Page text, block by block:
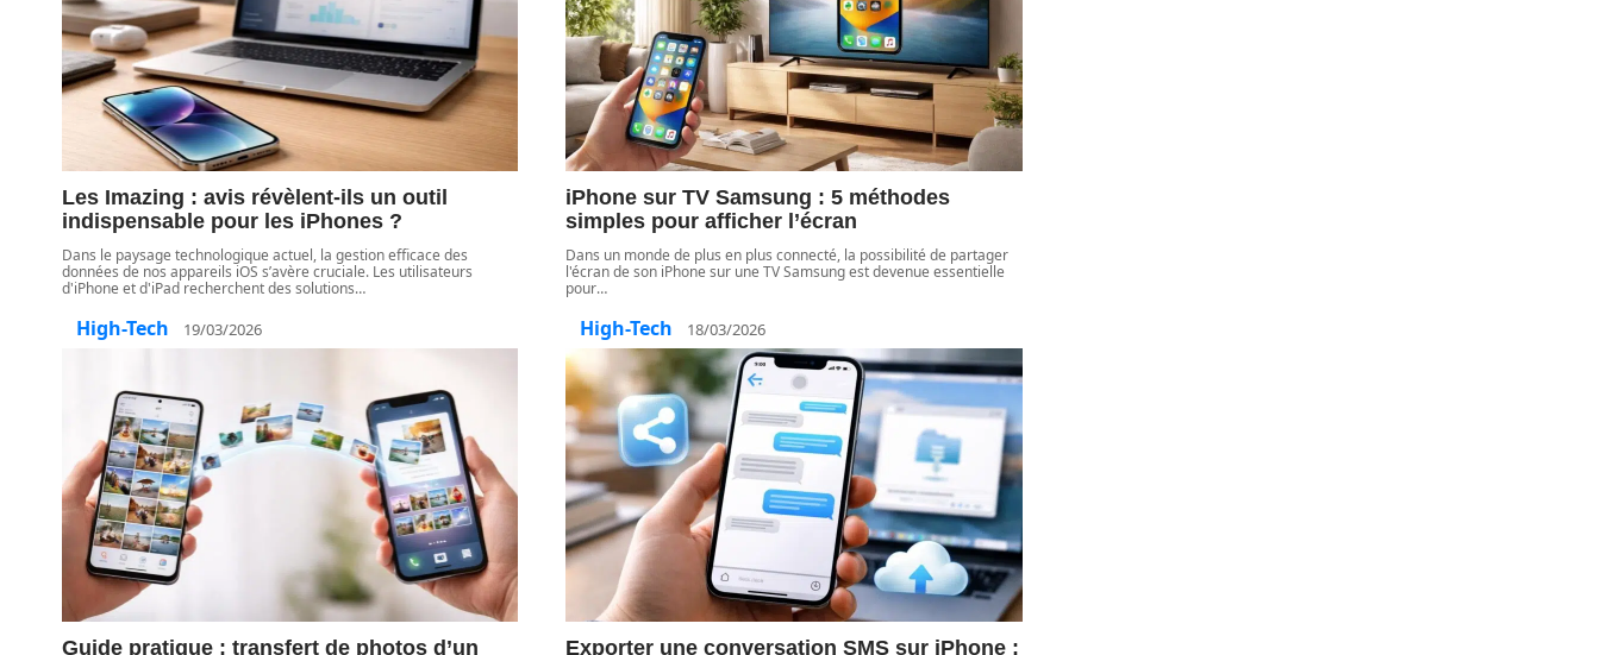
Les Imazing : avis révèlent-ils un outil
indispensable pour les iPhones ?
Dans le paysage technologique actuel, la gestion efficace des
données de nos appareils iOS s’avère cruciale. Les utilisateurs
d'iPhone et d'iPad recherchent des solutions…
High-Tech 19/03/2026
iPhone sur TV Samsung : 5 méthodes
simples pour afficher l’écran
Dans un monde de plus en plus connecté, la possibilité de partager
l'écran de son iPhone sur une TV Samsung est devenue essentielle
pour…
High-Tech 18/03/2026
Guide pratique : transfert de photos d’un Exporter une conversation SMS sur iPhone :